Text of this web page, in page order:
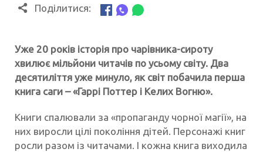
Поділитися:
Уже 20 років історія про чарівника-сироту
хвилює мільйони читачів по усьому світу. Два
десятиліття уже минуло, як світ побачила перша
книга саги – «Гаррі Поттер і Келих Вогню».
Книги спалювали за «пропаганду чорної магії», на
них виросли цілі покоління дітей. Персонажі книг
росли разом із читачами. І кожна книга виходила